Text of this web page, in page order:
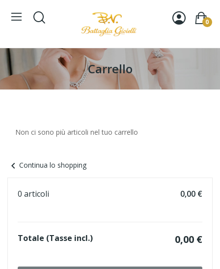
0
Carrello
Non ci sono più articoli nel tuo carrello
chevron_left Continua lo shopping
0 articoli 0,00 €
Totale (Tasse incl.) 0,00 €